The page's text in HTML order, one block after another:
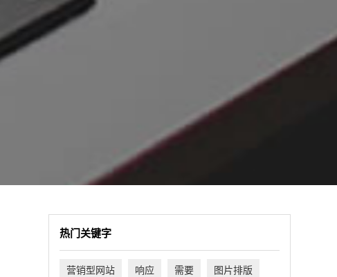
热门关键字
营销型网站 响应 需要 图片排版